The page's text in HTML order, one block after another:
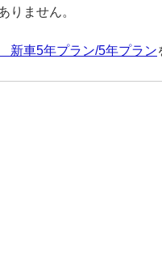
りません。
新車5年プラン/5年プラン